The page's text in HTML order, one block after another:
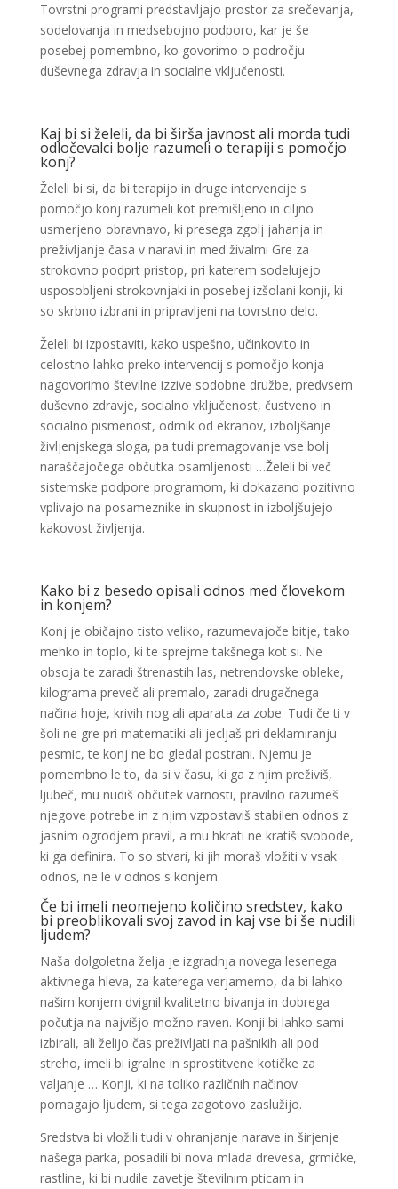
Tovrstni programi predstavljajo prostor za srečevanja,
sodelovanja in medsebojno podporo, kar je še
posebej pomembno, ko govorimo o področju
duševnega zdravja in socialne vključenosti.
Kaj bi si želeli, da bi širša javnost ali morda tudi
odločevalci bolje razumeli o terapiji s pomočjo
konj?
Želeli bi si, da bi terapijo in druge intervencije s
pomočjo konj razumeli kot premišljeno in ciljno
usmerjeno obravnavo, ki presega zgolj jahanja in
preživljanje časa v naravi in med živalmi Gre za
strokovno podprt pristop, pri katerem sodelujejo
usposobljeni strokovnjaki in posebej izšolani konji, ki
so skrbno izbrani in pripravljeni na tovrstno delo.
Želeli bi izpostaviti, kako uspešno, učinkovito in
celostno lahko preko intervencij s pomočjo konja
nagovorimo številne izzive sodobne družbe, predvsem
duševno zdravje, socialno vključenost, čustveno in
socialno pismenost, odmik od ekranov, izboljšanje
življenjskega sloga, pa tudi premagovanje vse bolj
naraščajočega občutka osamljenosti …Želeli bi več
sistemske podpore programom, ki dokazano pozitivno
vplivajo na posameznike in skupnost in izboljšujejo
kakovost življenja.
Kako bi z besedo opisali odnos med človekom
in konjem?
Konj je običajno tisto veliko, razumevajoče bitje, tako
mehko in toplo, ki te sprejme takšnega kot si. Ne
obsoja te zaradi štrenastih las, netrendovske obleke,
kilograma preveč ali premalo, zaradi drugačnega
načina hoje, krivih nog ali aparata za zobe. Tudi če ti v
šoli ne gre pri matematiki ali jecljaš pri deklamiranju
pesmic, te konj ne bo gledal postrani. Njemu je
pomembno le to, da si v času, ki ga z njim preživiš,
ljubeč, mu nudiš občutek varnosti, pravilno razumeš
njegove potrebe in z njim vzpostaviš stabilen odnos z
jasnim ogrodjem pravil, a mu hkrati ne kratiš svobode,
ki ga definira. To so stvari, ki jih moraš vložiti v vsak
odnos, ne le v odnos s konjem.
Če bi imeli neomejeno količino sredstev, kako
bi preoblikovali svoj zavod in kaj vse bi še nudili
ljudem?
Naša dolgoletna želja je izgradnja novega lesenega
aktivnega hleva, za katerega verjamemo, da bi lahko
našim konjem dvignil kvalitetno bivanja in dobrega
počutja na najvišjo možno raven. Konji bi lahko sami
izbirali, ali želijo čas preživljati na pašnikih ali pod
streho, imeli bi igralne in sprostitvene kotičke za
valjanje … Konji, ki na toliko različnih načinov
pomagajo ljudem, si tega zagotovo zaslužijo.
Sredstva bi vložili tudi v ohranjanje narave in širjenje
našega parka, posadili bi nova mlada drevesa, grmičke,
rastline, ki bi nudile zavetje številnim pticam in